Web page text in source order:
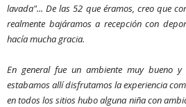
lavada"... De las 52 que éramos, creo que
realmente bajáramos a recepción con
hacía mucha gracia.
En general fue un ambiente muy bueno
estabamos allí disfrutamos la experiencia
en todos los sitios hubo alguna niña con